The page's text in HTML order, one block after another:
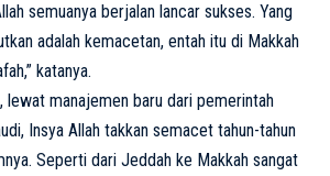
semuanya berjalan lancar sukses. Yang
adalah kemacetan, entah itu di Makkah
katanya.
lewat manajemen baru dari pemerintah
Insya Allah takkan semacet tahun-tahun
Seperti dari Jeddah ke Makkah sangat